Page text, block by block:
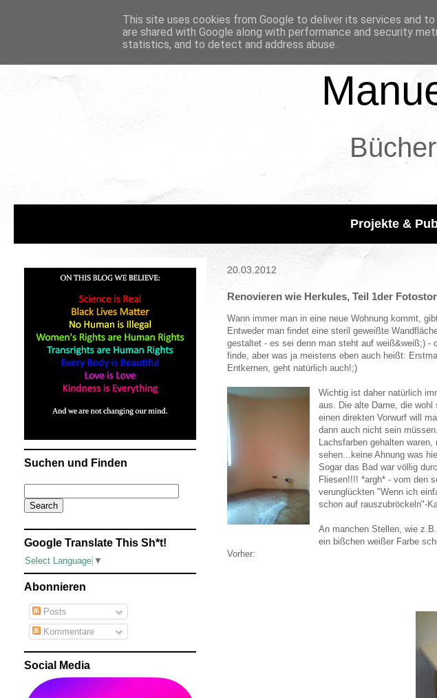
Projekte &
20.03.2012
Renovieren wie Herkules, Teil 1der
Wann immer man in eine neue Wohnung kommt,
Entweder man findet eine steril geweißte
gestaltet - es sei denn man steht auf weiß&weiß;) -
finde, aber was ja meistens eben auch heißt:
Entkernen, geht natürlich auch!;)
Wichtig ist daher natürlich
aus. Die alte Dame, die wohl
einen direkten Vorwurf will
dann auch nicht sein
Lachsfarben gehalten
sehen...keine Ahnung was
Sogar das Bad war völlig
Fliesen!!!! *argh* - vom den
verunglückten "Wenn ich
schon auf rauszubröckeln"-
An manchen Stellen, wie
ein bißchen weißer Farbe
Vorher:
Suchen und Finden
Google Translate This Sh*t!
Select Language ▼
Abonnieren
Posts
Kommentare
Social Media
This site uses cookies from Google to deliver its services and
are shared with Google along with performance and security
statistics, and to detect and address abuse.